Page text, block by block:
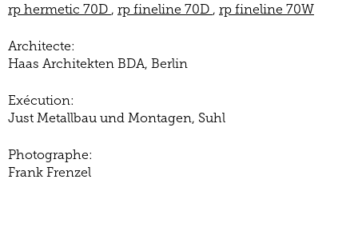
rp hermetic 70D , rp fineline 70D , rp fineline 70W
Architecte:
Haas Architekten BDA, Berlin
Exécution:
Just Metallbau und Montagen, Suhl
Photographe:
Frank Frenzel